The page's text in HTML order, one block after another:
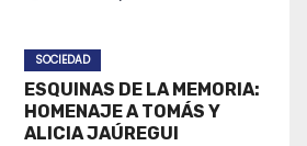
SOCIEDAD
ESQUINAS DE LA MEMORIA:
HOMENAJE A TOMÁS Y
ALICIA JAÚREGUI